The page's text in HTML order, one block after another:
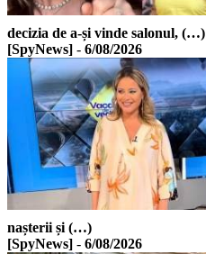
decizia de a-și vinde salonul, (…)
[SpyNews] - 6/08/2026
nașterii și (…)
[SpyNews] - 6/08/2026